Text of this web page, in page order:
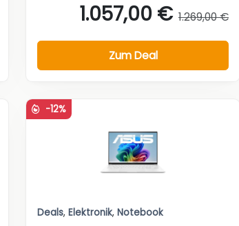
1.057,00 € 1.269,00 €
Zum Deal
-12%
Deals, Elektronik, Notebook